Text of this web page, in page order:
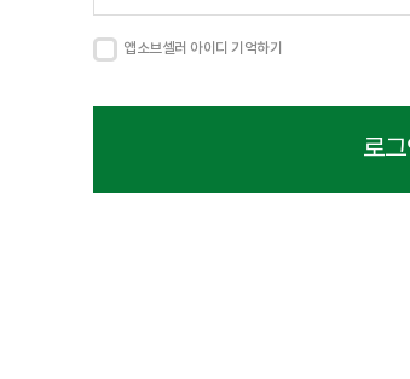
앱소브셀러 아이디 기억하기
로